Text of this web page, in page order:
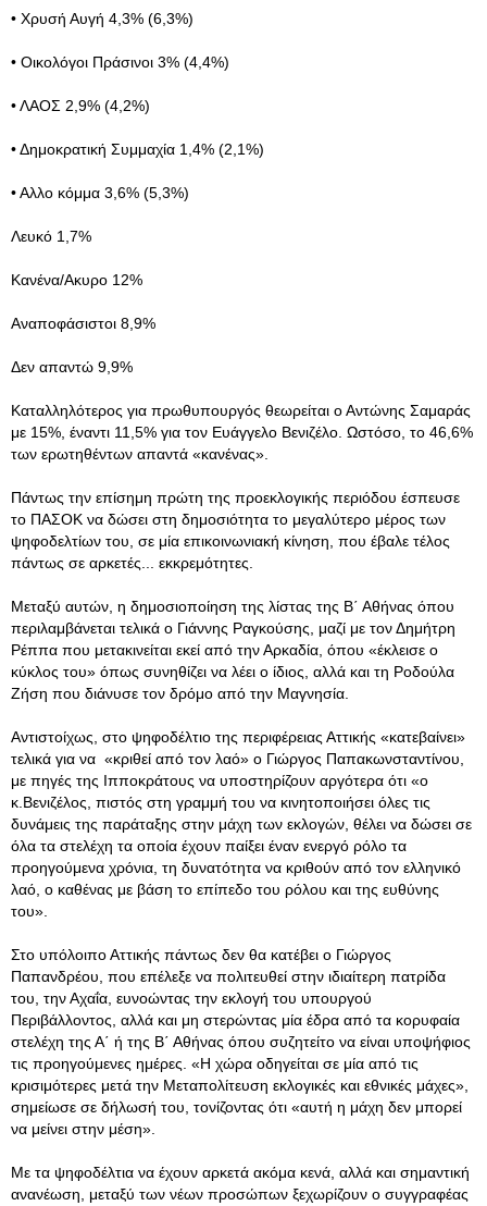
• Χρυσή Αυγή 4,3% (6,3%)
• Οικολόγοι Πράσινοι 3% (4,4%)
• ΛΑΟΣ 2,9% (4,2%)
• Δημοκρατική Συμμαχία 1,4% (2,1%)
• Αλλο κόμμα 3,6% (5,3%)
Λευκό 1,7%
Κανένα/Ακυρο 12%
Αναποφάσιστοι 8,9%
Δεν απαντώ 9,9%
Καταλληλότερος για πρωθυπουργός θεωρείται ο Αντώνης Σαμαράς
με 15%, έναντι 11,5% για τον Ευάγγελο Βενιζέλο. Ωστόσο, το 46,6%
των ερωτηθέντων απαντά «κανένας».
Πάντως την επίσημη πρώτη της προεκλογικής περιόδου έσπευσε
το ΠΑΣΟΚ να δώσει στη δημοσιότητα το μεγαλύτερο μέρος των
ψηφοδελτίων του, σε μία επικοινωνιακή κίνηση, που έβαλε τέλος
πάντως σε αρκετές... εκκρεμότητες.
Μεταξύ αυτών, η δημοσιοποίηση της λίστας της Β΄ Αθήνας όπου
περιλαμβάνεται τελικά ο Γιάννης Ραγκούσης, μαζί με τον Δημήτρη
Ρέππα που μετακινείται εκεί από την Αρκαδία, όπου «έκλεισε ο
κύκλος του» όπως συνηθίζει να λέει ο ίδιος, αλλά και τη Ροδούλα
Ζήση που διάνυσε τον δρόμο από την Μαγνησία.
Αντιστοίχως, στο ψηφοδέλτιο της περιφέρειας Αττικής «κατεβαίνει»
τελικά για να «κριθεί από τον λαό» ο Γιώργος Παπακωνσταντίνου,
με πηγές της Ιπποκράτους να υποστηρίζουν αργότερα ότι «ο
κ.Βενιζέλος, πιστός στη γραμμή του να κινητοποιήσει όλες τις
δυνάμεις της παράταξης στην μάχη των εκλογών, θέλει να δώσει σε
όλα τα στελέχη τα οποία έχουν παίξει έναν ενεργό ρόλο τα
προηγούμενα χρόνια, τη δυνατότητα να κριθούν από τον ελληνικό
λαό, ο καθένας με βάση το επίπεδο του ρόλου και της ευθύνης
του».
Στο υπόλοιπο Αττικής πάντως δεν θα κατέβει ο Γιώργος
Παπανδρέου, που επέλεξε να πολιτευθεί στην ιδιαίτερη πατρίδα
του, την Αχαΐα, ευνοώντας την εκλογή του υπουργού
Περιβάλλοντος, αλλά και μη στερώντας μία έδρα από τα κορυφαία
στελέχη της Α΄ ή της Β΄ Αθήνας όπου συζητείτο να είναι υποψήφιος
τις προηγούμενες ημέρες. «Η χώρα οδηγείται σε μία από τις
κρισιμότερες μετά την Μεταπολίτευση εκλογικές και εθνικές μάχες»,
σημείωσε σε δήλωσή του, τονίζοντας ότι «αυτή η μάχη δεν μπορεί
να μείνει στην μέση».
Με τα ψηφοδέλτια να έχουν αρκετά ακόμα κενά, αλλά και σημαντική
ανανέωση, μεταξύ των νέων προσώπων ξεχωρίζουν ο συγγραφέας